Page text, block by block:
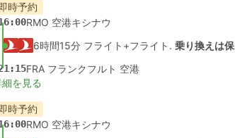
時予約
RMO 空港キシナウ
6時間15分 フライト+フライト. 乗り換えは保証されていません
FRA フランクフルト 空港
を見る
時予約
RMO 空港キシナウ